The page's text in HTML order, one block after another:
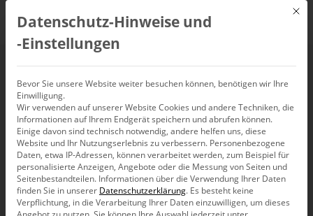
Gaussian Mixture Model
Mit
Datenschutz-Hinweise und
‑Einstellungen
Bevor Sie unsere Website weiter besuchen können, benötigen wir Ihre
Einwilligung.
Wir verwenden auf unserer Website Cookies und andere Techniken, die
Informationen auf Ihrem Endgerät speichern und abrufen können.
Einige davon sind technisch notwendig, andere helfen uns, diese
Website und Ihr Nutzungserlebnis zu verbessern. Personenbezogene
Daten, etwa IP-Adressen, können verarbeitet werden, zum Beispiel für
personalisierte Anzeigen, Angebote oder die Messung von Seiten und
Seitenbestandteilen. Informationen über die Verwendung Ihrer Daten
finden Sie in unserer Datenschutzerklärung. Es besteht keine
Verpflichtung, in die Verarbeitung Ihrer Daten einzuwilligen, um dieses